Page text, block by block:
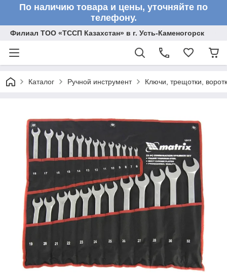
По наличию товара и цены, уточняйте по
телефону.
Филиал ТОО «ТССП Казахстан» в г. Усть-Каменогорск
Каталог Ручной инструмент Ключи, трещотки,